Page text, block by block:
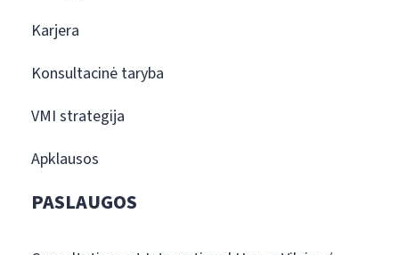
Karjera
Konsultacinė taryba
VMI strategija
Apklausos
PASLAUGOS